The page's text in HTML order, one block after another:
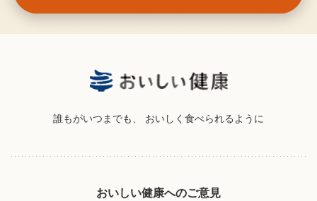
誰もがいつまでも、 おいしく食べられるように
おいしい健康へのご意見